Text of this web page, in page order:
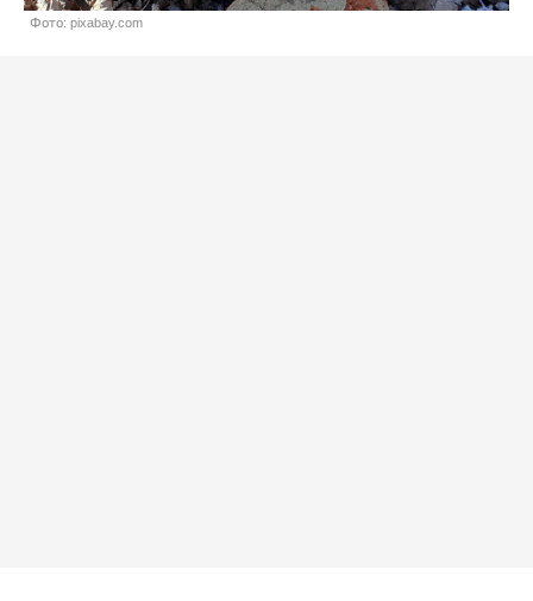
Фото: pixabay.com